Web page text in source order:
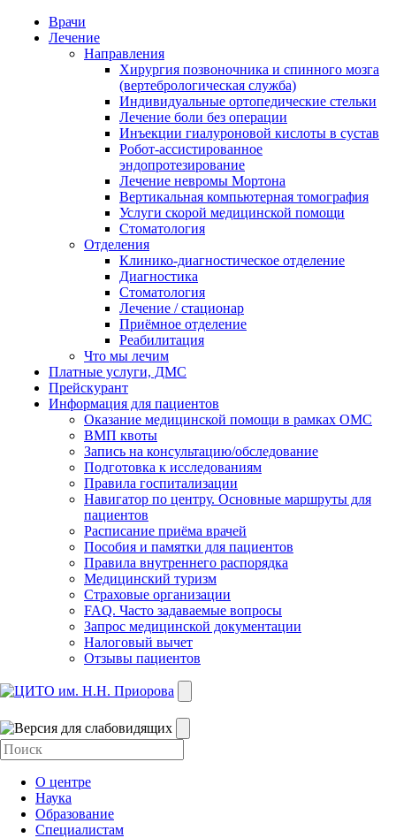
Врачи
Лечение
Направления
Хирургия позвоночника и спинного мозга
(вертебрологическая служба)
Индивидуальные ортопедические стельки
Лечение боли без операции
Инъекции гиалуроновой кислоты в сустав
Робот-ассистированное
эндопротезирование
Лечение невромы Мортона
Вертикальная компьютерная томография
Услуги скорой медицинской помощи
Стоматология
Отделения
Клинико-диагностическое отделение
Диагностика
Стоматология
Лечение / стационар
Приёмное отделение
Реабилитация
Что мы лечим
Платные услуги, ДМС
Прейскурант
Информация для пациентов
Оказание медицинской помощи в рамках ОМС
ВМП квоты
Запись на консультацию/обследование
Подготовка к исследованиям
Правила госпитализации
Навигатор по центру. Основные маршруты для
пациентов
Расписание приёма врачей
Пособия и памятки для пациентов
Правила внутреннего распорядка
Медицинский туризм
Страховые организации
FAQ. Часто задаваемые вопросы
Запрос медицинской документации
Налоговый вычет
Отзывы пациентов
О центре
Наука
Образование
Специалистам